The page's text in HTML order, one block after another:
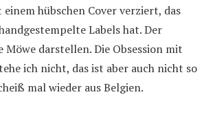
hübschen Cover verziert, das
Labels hat. Der
Möwe darstellen. Die Obsession mit
ich nicht, das ist aber auch nicht so
mal wieder aus Belgien.